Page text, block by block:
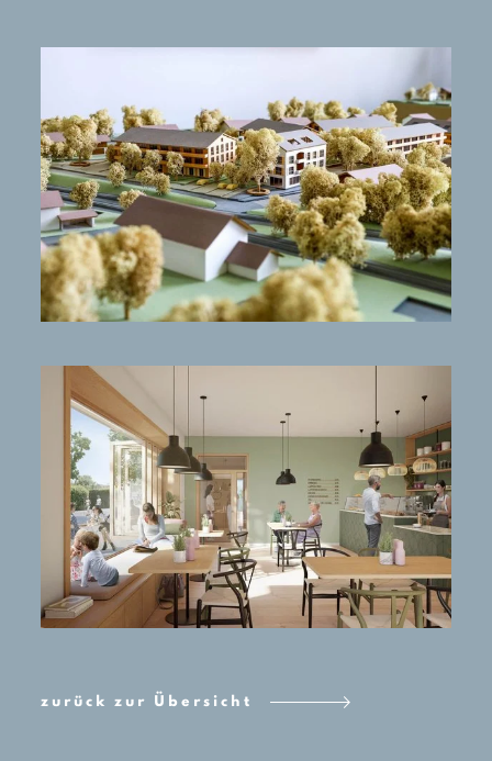
zurück zur Übersicht